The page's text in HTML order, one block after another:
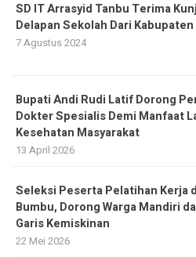
SD IT Arrasyid Tanbu Terima
Delapan Sekolah Dari
7 Agustus 2024
Bupati Andi Rudi Latif Dorong
Dokter Spesialis Demi Manfaat
Kesehatan Masyarakat
13 April 2026
Seleksi Peserta Pelatihan Kerja
Bumbu, Dorong Warga Mandiri
Garis Kemiskinan
22 Mei 2026